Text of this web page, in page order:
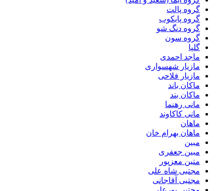
گروه پالت
گروه پایکوب
گروه دنگ شو
گروه سون
گلپا
ماجد احمدی
مازیار شهسواری
مازیار فلاحی
ماکان باند
ماکان بند
مانی رهنما
مانی کاکاوند
ماهان
ماهان بهرام خان
مبین
مبین جعفری
متین معزپور
مجتبى شاه على
مجتبی آقاجانی